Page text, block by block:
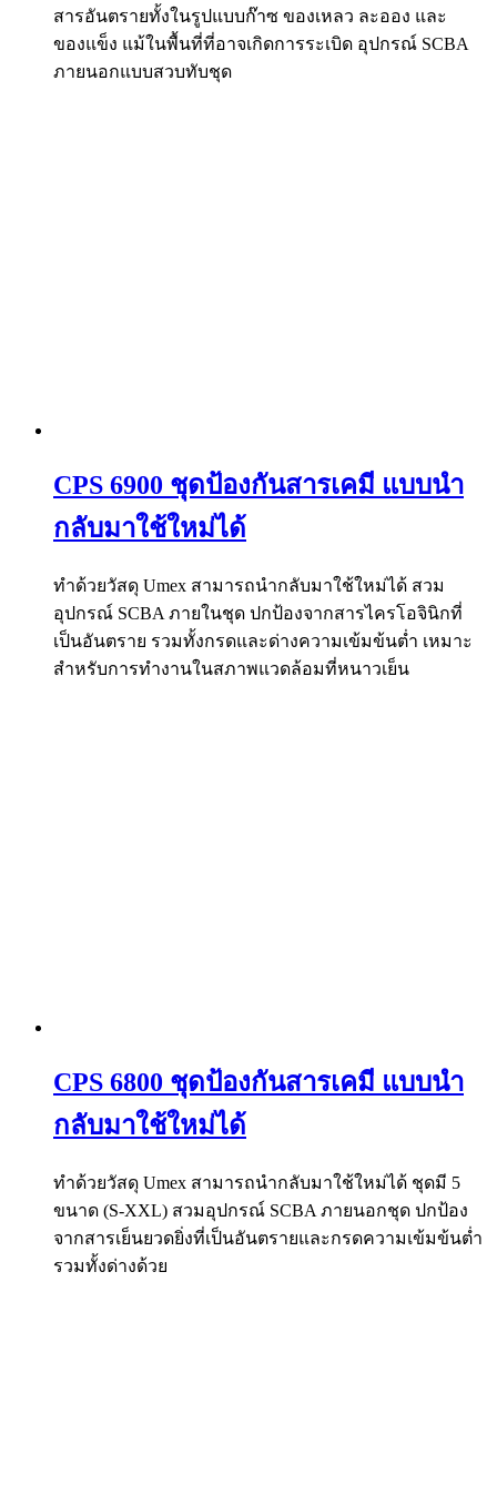
สารอันตรายทั้งในรูปแบบก๊าซ ของเหลว ละออง และ
ของแข็ง แม้ในพื้นที่ที่อาจเกิดการระเบิด อุปกรณ์ SCBA
ภายนอกแบบสวบทับชุด
CPS 6900 ชุดป้องกันสารเคมี แบบนำ
กลับมาใช้ใหม่ได้
ทำด้วยวัสดุ Umex สามารถนำกลับมาใช้ใหม่ได้ สวม
อุปกรณ์ SCBA ภายในชุด ปกป้องจากสารไครโอจินิกที่
เป็นอันตราย รวมทั้งกรดและด่างความเข้มข้นต่ำ เหมาะ
สำหรับการทำงานในสภาพแวดล้อมที่หนาวเย็น
CPS 6800 ชุดป้องกันสารเคมี แบบนำ
กลับมาใช้ใหม่ได้
ทำด้วยวัสดุ Umex สามารถนำกลับมาใช้ใหม่ได้ ชุดมี 5
ขนาด (S-XXL) สวมอุปกรณ์ SCBA ภายนอกชุด ปกป้อง
จากสารเย็นยวดยิ่งที่เป็นอันตรายและกรดความเข้มข้นต่ำ
รวมทั้งด่างด้วย